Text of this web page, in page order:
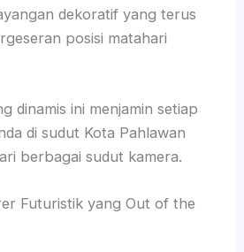
dekoratif yang terus
posisi matahari
dinamis ini menjamin setiap
di sudut Kota Pahlawan
berbagai sudut kamera.
Futuristik yang Out of the